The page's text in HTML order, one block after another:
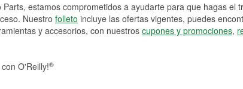
Parts, estamos comprometidos a ayudarte para que hagas el
Nuestro folleto incluye las ofertas vigentes, puedes
y accesorios, con nuestros cupones y promociones,
O'Reilly!®